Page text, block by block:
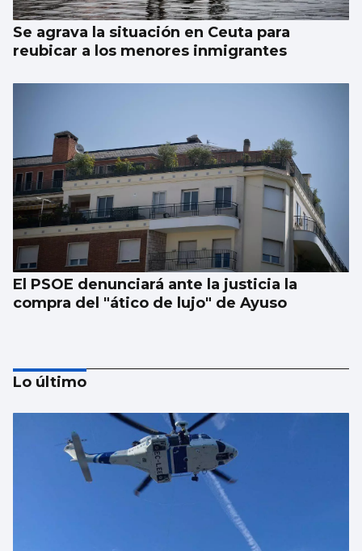
Se agrava la situación en Ceuta para
reubicar a los menores inmigrantes
El PSOE denunciará ante la justicia la
compra del "ático de lujo" de Ayuso
Vivas reclama expulsiones inmediatas y
Lo último